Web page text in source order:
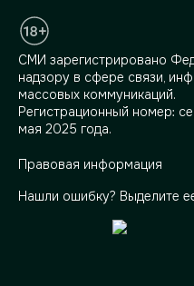
СМИ зарегистрировано
надзору в сфере связи,
массовых коммуникаций.
Регистрационный номер:
мая 2025 года.
Правовая информация
Нашли ошибку? Выделите